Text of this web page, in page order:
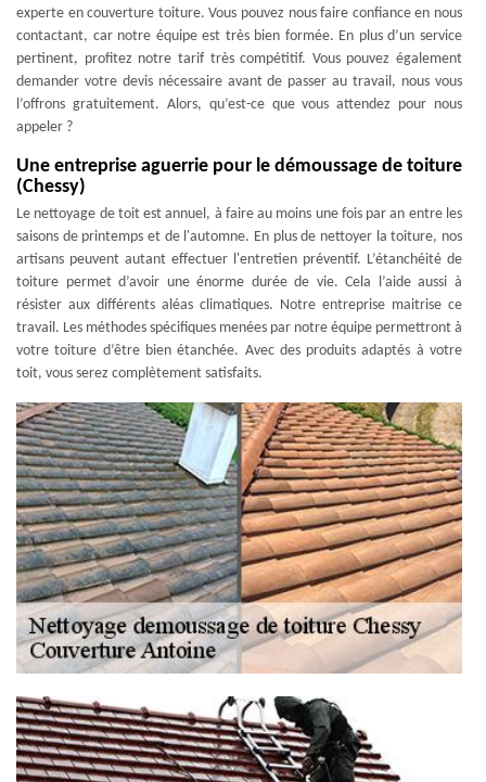
experte en couverture toiture. Vous pouvez nous faire confiance en nous
contactant, car notre équipe est très bien formée. En plus d’un service
pertinent, profitez notre tarif très compétitif. Vous pouvez également
demander votre devis nécessaire avant de passer au travail, nous vous
l’offrons gratuitement. Alors, qu’est-ce que vous attendez pour nous
appeler ?
Une entreprise aguerrie pour le démoussage de toiture
(Chessy)
Le nettoyage de toit est annuel, à faire au moins une fois par an entre les
saisons de printemps et de l'automne. En plus de nettoyer la toiture, nos
artisans peuvent autant effectuer l'entretien préventif. L’étanchéité de
toiture permet d’avoir une énorme durée de vie. Cela l’aide aussi à
résister aux différents aléas climatiques. Notre entreprise maitrise ce
travail. Les méthodes spécifiques menées par notre équipe permettront à
votre toiture d’être bien étanchée. Avec des produits adaptés à votre
toit, vous serez complètement satisfaits.